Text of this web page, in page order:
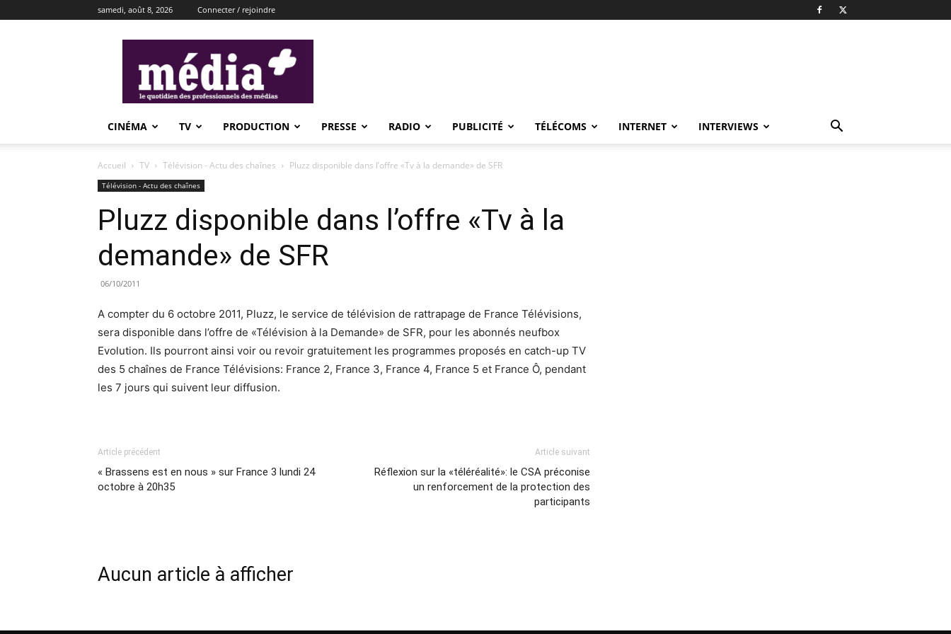
samedi, août 8, 2026 Connecter / rejoindre
CINÉMA TV PRODUCTION PRESSE RADIO PUBLICITÉ TÉLÉCOMS INTERNET INTERVIEWS
Accueil TV Télévision - Actu des chaînes Pluzz disponible dans l’offre «Tv à la demande» de SFR
Télévision - Actu des chaînes
Pluzz disponible dans l’offre «Tv à la
demande» de SFR
06/10/2011
A compter du 6 octobre 2011, Pluzz, le service de télévision de rattrapage de France Télévisions,
sera disponible dans l’offre de «Télévision à la Demande» de SFR, pour les abonnés neufbox
Evolution. Ils pourront ainsi voir ou revoir gratuitement les programmes proposés en catch-up TV
des 5 chaînes de France Télévisions: France 2, France 3, France 4, France 5 et France Ô, pendant
les 7 jours qui suivent leur diffusion.
Article précédent
« Brassens est en nous » sur France 3 lundi 24
octobre à 20h35
Article suivant
Réflexion sur la «téléréalité»: le CSA préconise
un renforcement de la protection des
participants
Aucun article à afficher